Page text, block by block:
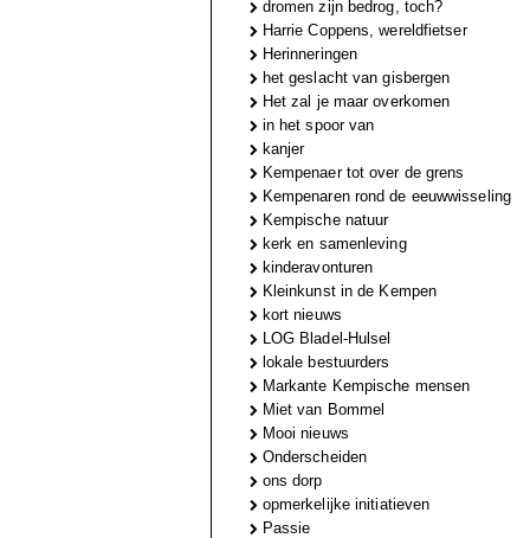
dromen zijn bedrog, toch?
Harrie Coppens, wereldfietser
Herinneringen
het geslacht van gisbergen
Het zal je maar overkomen
in het spoor van
kanjer
Kempenaer tot over de grens
Kempenaren rond de eeuwwisseling
Kempische natuur
kerk en samenleving
kinderavonturen
Kleinkunst in de Kempen
kort nieuws
LOG Bladel-Hulsel
lokale bestuurders
Markante Kempische mensen
Miet van Bommel
Mooi nieuws
Onderscheiden
ons dorp
opmerkelijke initiatieven
Passie